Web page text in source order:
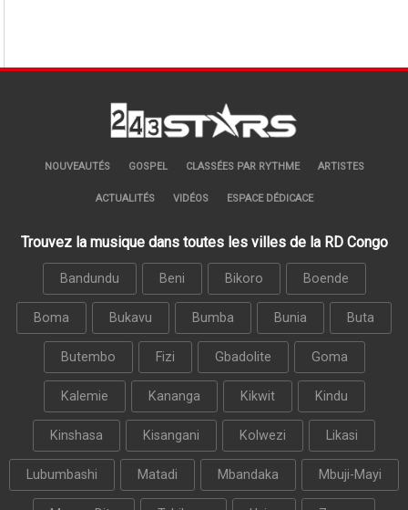
NOUVEAUTÉS GOSPEL CLASSÉES PAR RYTHME ARTISTES
ACTUALITÉS VIDÉOS ESPACE DÉDICACE
Trouvez la musique dans toutes les villes de la RD Congo
Bandundu Beni Bikoro Boende
Boma Bukavu Bumba Bunia Buta
Butembo Fizi Gbadolite Goma
Kalemie Kananga Kikwit Kindu
Kinshasa Kisangani Kolwezi Likasi
Lubumbashi Matadi Mbandaka Mbuji-Mayi